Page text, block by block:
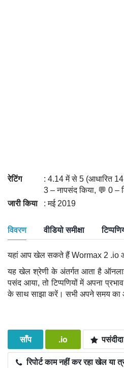
रेटिंग
: 4.14 में से 5 (आधारित
3 – नापसंद किया, 💬 0 –
जारी किया
: मई 2019
विवरण वीडियो समीक्षा
यहां आप खेल सकते हैं Wormax 2 .io
यह खेल श्रेणी के अंतर्गत आता है
पसंद आया, तो टिप्पणियों में अपना
के साथ साझा करें। सभी अपने समय
साँप .io
रिपोर्ट काम नहीं कर रहा खेल या